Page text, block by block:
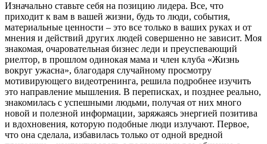
Изначально ставьте себя на позицию лидера. Все, что
приходит к вам в вашей жизни, будь то люди, события,
материальные ценности – это все только в ваших руках и от
мнения и действий других людей совершенно не зависит. Моя
знакомая, очаровательная бизнес леди и преуспевающий
риелтор, в прошлом одинокая мама и член клуба «Жизнь
вокруг ужасна», благодаря случайному просмотру
мотивирующего видеотренинга, решила подробнее изучить
это направление мышления. В переписках, и позднее реально,
знакомилась с успешными людьми, получая от них много
новой и полезной информации, заряжаясь энергией позитива
и вдохновения, которую подобные люди излучают. Первое,
что она сделала, избавилась только от одной вредной